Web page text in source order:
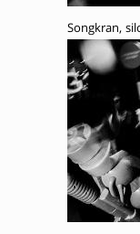
Songkran,